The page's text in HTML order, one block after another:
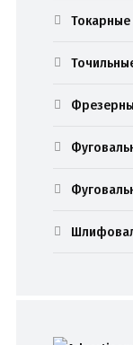
Токарные